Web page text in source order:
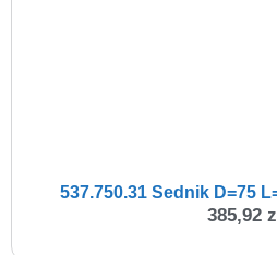
537.750.31 Sednik D=75
385,92